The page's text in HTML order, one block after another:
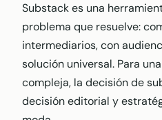
Substack es una
problema que resuelve:
intermediarios, con
solución universal. Para
compleja, la decisión de
decisión editorial y